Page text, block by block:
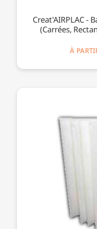
Creat'AIRPLAC -
(Carrées,
À